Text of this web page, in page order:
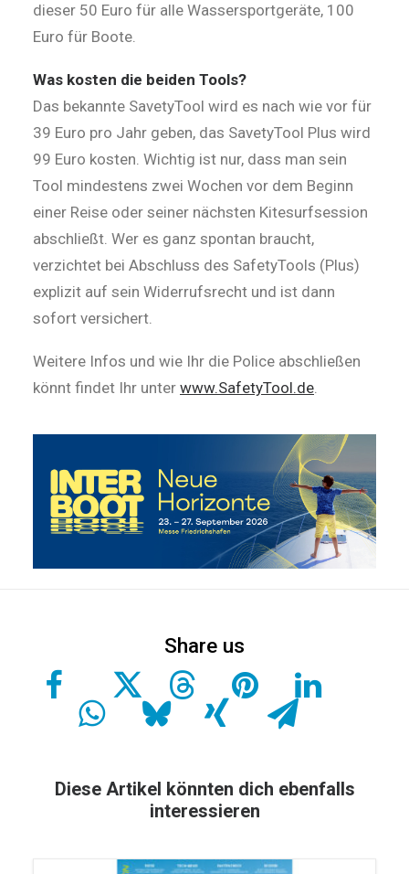
dieser 50 Euro für alle Wassersportgeräte, 100
Euro für Boote.
Was kosten die beiden Tools?
Das bekannte SavetyTool wird es nach wie vor für
39 Euro pro Jahr geben, das SavetyTool Plus wird
99 Euro kosten. Wichtig ist nur, dass man sein
Tool mindestens zwei Wochen vor dem Beginn
einer Reise oder seiner nächsten Kitesurfsession
abschließt. Wer es ganz spontan braucht,
verzichtet bei Abschluss des SafetyTools (Plus)
explizit auf sein Widerrufsrecht und ist dann
sofort versichert.
Weitere Infos und wie Ihr die Police abschließen
könnt findet Ihr unter www.SafetyTool.de.
Diese Artikel könnten dich ebenfalls
interessieren